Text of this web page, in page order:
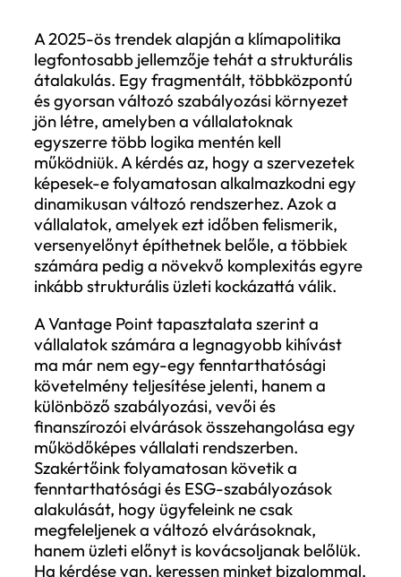
képességfejlesztési kérdés is. A
egyre inkább olyan belső működést kell
kialakítaniuk, amely képes gyorsan
az új és változó szabályozási elvárásokat
anélkül, hogy minden alkalommal külön
projektszintű beavatkozásra lenne
Ez különösen fontos a globálisan működő
cégek esetében, ahol a különböző piacok
eltérő ütemben és eltérő logika mentén
szigorodnak, miközben a belső
rendszereknek egységesen kell tudniuk
reagálni ezekre a változásokra.
Ezzel párhuzamosan felértékelődik az
adatinfrastruktúra és a szervezeti
koordináció szerepe is. A
megfelelés egyre inkább azon múlik,
vállalat mennyire képes megbízható,
auditálható és több célra felhasználható
adatokat előállítani az értéklánc teljes
egészéről. Ez nemcsak a riportálást,
a beszerzési, beruházási és stratégiai
döntéseket is közvetlenül befolyásolja.